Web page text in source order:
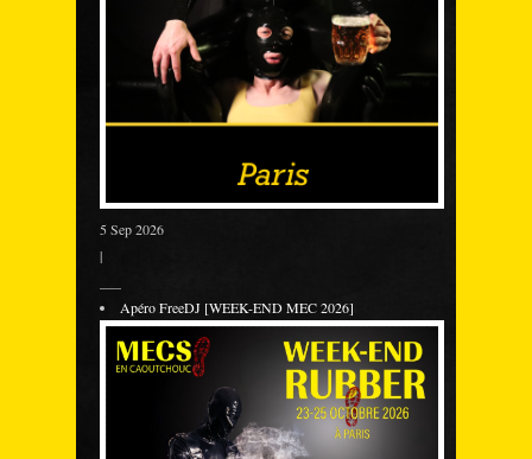
5 Sep 2026
|
Apéro FreeDJ [WEEK-END MEC 2026]